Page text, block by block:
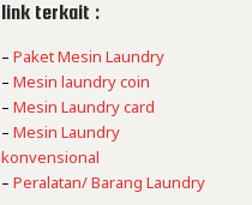
link terkait :
–Paket Mesin Laundry
–Mesin laundry coin
–Mesin Laundry card
–Mesin Laundry
konvensional
–Peralatan/ Barang Laundry